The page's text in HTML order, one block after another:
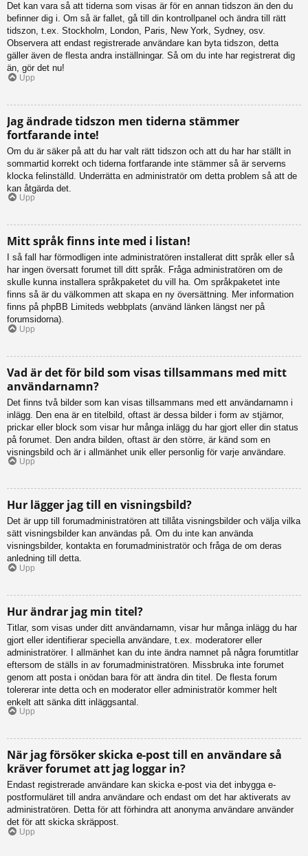
Det kan vara så att tiderna som visas är för en annan tidszon än den du
befinner dig i. Om så är fallet, gå till din kontrollpanel och ändra till rätt
tidszon, t.ex. Stockholm, London, Paris, New York, Sydney, osv.
Observera att endast registrerade användare kan byta tidszon, detta
gäller även de flesta andra inställningar. Så om du inte har registrerat dig
än, gör det nu!
Upp
Jag ändrade tidszon men tiderna stämmer
fortfarande inte!
Om du är säker på att du har valt rätt tidszon och att du har har ställt in
sommartid korrekt och tiderna fortfarande inte stämmer så är serverns
klocka felinställd. Underrätta en administratör om detta problem så att de
kan åtgärda det.
Upp
Mitt språk finns inte med i listan!
I så fall har förmodligen inte administratören installerat ditt språk eller så
har ingen översatt forumet till ditt språk. Fråga administratören om de
skulle kunna installera språkpaketet du vill ha. Om språkpaketet inte
finns så är du välkommen att skapa en ny översättning. Mer information
finns på phpBB Limiteds webbplats (använd länken längst ner på
forumsidorna).
Upp
Vad är det för bild som visas tillsammans med mitt
användarnamn?
Det finns två bilder som kan visas tillsammans med ett användarnamn i
inlägg. Den ena är en titelbild, oftast är dessa bilder i form av stjärnor,
prickar eller block som visar hur många inlägg du har gjort eller din status
på forumet. Den andra bilden, oftast är den större, är känd som en
visningsbild och är i allmänhet unik eller personlig för varje användare.
Upp
Hur lägger jag till en visningsbild?
Det är upp till forumadministratören att tillåta visningsbilder och välja vilka
sätt visningsbilder kan användas på. Om du inte kan använda
visningsbilder, kontakta en forumadministratör och fråga de om deras
anledning till detta.
Upp
Hur ändrar jag min titel?
Titlar, som visas under ditt användarnamn, visar hur många inlägg du har
gjort eller identifierar speciella användare, t.ex. moderatorer eller
administratörer. I allmänhet kan du inte ändra namnet på några forumtitlar
eftersom de ställs in av forumadministratören. Missbruka inte forumet
genom att posta i onödan bara för att ändra din titel. De flesta forum
tolererar inte detta och en moderator eller administratör kommer helt
enkelt att sänka ditt inläggsantal.
Upp
När jag försöker skicka e-post till en användare så
kräver forumet att jag loggar in?
Endast registrerade användare kan skicka e-post via det inbygga e-
postformuläret till andra användare och endast om det har aktiverats av
administratören. Detta för att förhindra att anonyma användare använder
det för att skicka skräppost.
Upp